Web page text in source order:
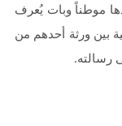
اتخذها موطناً وبات يُعرف
وصدرت له رسالة عام 1938 خلال دعوى قضائية بين ورثة أحدهم من
رسالته.